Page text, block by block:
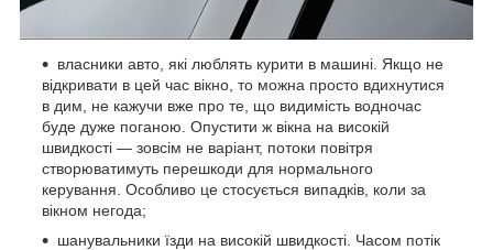
власники авто, які люблять курити в машині. Якщо не
відкривати в цей час вікно, то можна просто вдихнутися
в дим, не кажучи вже про те, що видимість водночас
буде дуже поганою. Опустити ж вікна на високій
швидкості — зовсім не варіант, потоки повітря
створюватимуть перешкоди для нормального
керування. Особливо це стосується випадків, коли за
вікном негода;
шанувальники їзди на високій швидкості. Часом потік